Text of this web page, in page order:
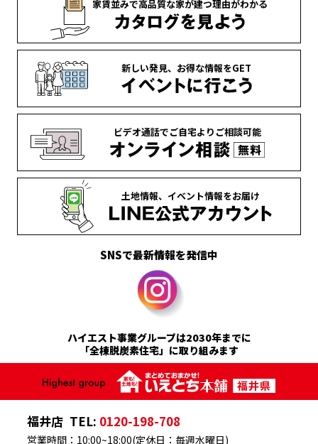
家賃並みで高品質な家が建つ理由がわかる
新しい発見、 お得な情報をGET
ビデオ通話でご自宅より ご相談可能
土地情報、 イベント情報をお届け
SNSで最新情報を発信中
ハイエスト事業グループは2030年までに
「全棟脱炭素住宅」に取り組みます
福井店 TEL: 0120-198-708
営業時間：10:00~18:00(定休日：毎週水曜日)